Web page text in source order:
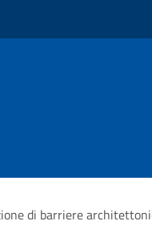
di barriere